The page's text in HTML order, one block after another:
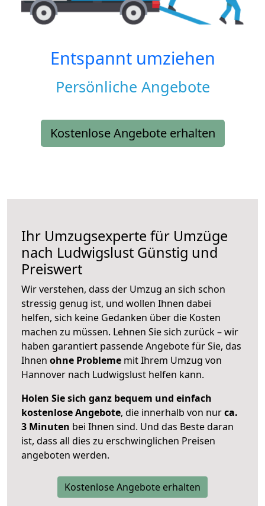
Entspannt umziehen
Persönliche Angebote
Kostenlose Angebote erhalten
Ihr Umzugsexperte für Umzüge
nach Ludwigslust Günstig und
Preiswert
Wir verstehen, dass der Umzug an sich schon
stressig genug ist, und wollen Ihnen dabei
helfen, sich keine Gedanken über die Kosten
machen zu müssen. Lehnen Sie sich zurück – wir
haben garantiert passende Angebote für Sie, das
Ihnen ohne Probleme mit Ihrem Umzug von
Hannover nach Ludwigslust helfen kann.
Holen Sie sich ganz bequem und einfach
kostenlose Angebote, die innerhalb von nurca.
3 Minuten bei Ihnen sind. Und das Beste daran
ist, dass all dies zu erschwinglichen Preisen
angeboten werden.
Kostenlose Angebote erhalten